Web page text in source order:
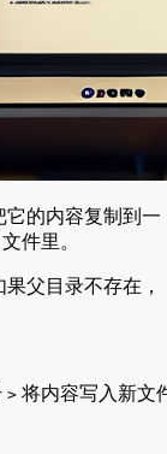
它的内容复制到一
文件里。
父目录不存在，
> 将内容写入新文